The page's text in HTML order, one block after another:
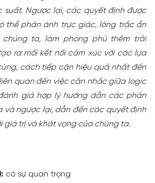
suất. Ngược lại, các quyết định được
thể phản ánh trực giác, lòng trắc ẩn
ta, làm phong phú thêm trải
ra mối kết nối cảm xúc với các lựa
cách tiếp cận hiệu quả nhất đến
quan đến việc cân nhắc giữa logic
giá hợp lý hướng dẫn các phản
và ngược lại, dẫn đến các quyết định
giá trị và khát vọng của chúng ta.
có sự quan trọng